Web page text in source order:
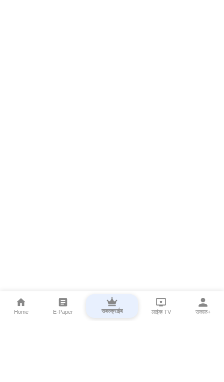
Home E-Paper सबस्क्राईब लाईव्ह TV सकाळ+